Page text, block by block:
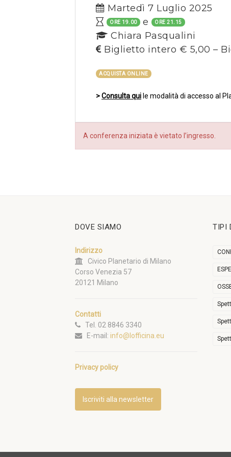
Martedì 7 Luglio 2025
ORE 19.00 e ORE 21.15
Chiara Pasqualini
Biglietto intero € 5,00 –
ACQUISTA ONLINE
>Consulta qui le modalità di accesso al
A conferenza iniziata è vietato l’ingresso.
DOVE SIAMO
Indirizzo
Civico Planetario di Milano
Corso Venezia 57
20121 Milano
Contatti
Tel. 02 8846 3340
E-mail: info@lofficina.eu
Privacy policy
Iscriviti alla newsletter
TIPI